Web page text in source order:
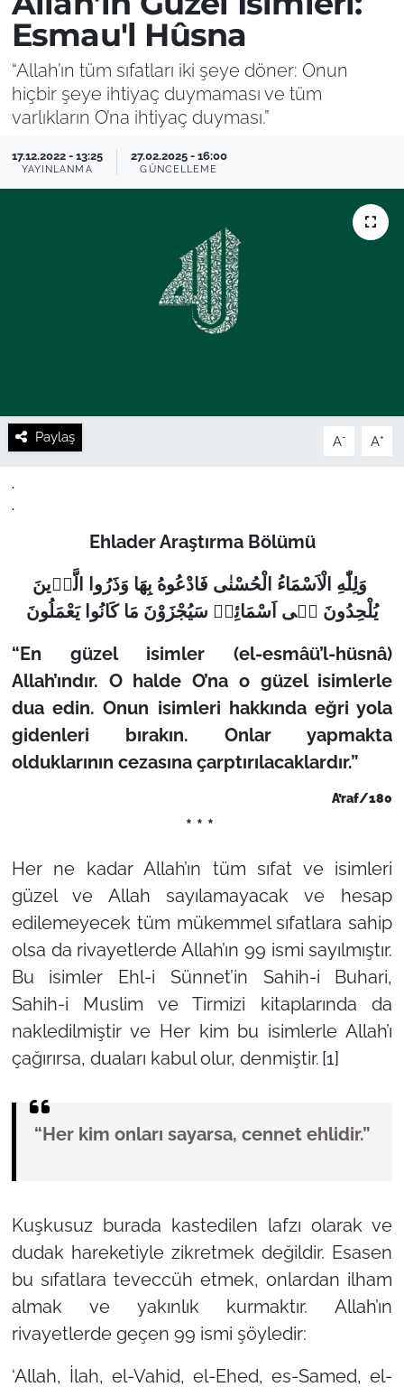
Esmau'l Hûsna
“Allah’ın tüm sıfatları iki şeye döner: Onun
hiçbir şeye ihtiyaç duymaması ve tüm
varlıkların O’na ihtiyaç duyması.”
17.12.2022 - 13:25
YAYINLANMA
27.02.2025 - 16:00
GÜNCELLEME
Paylaş A- A+
.
.
Ehlader Araştırma Bölümü
وَلِلّٰهِ الْاَسْمَاءُ الْحُسْنٰى فَادْعُوهُ بِهَا وَذَرُوا الَّذٖينَ
يُلْحِدُونَ فٖى اَسْمَائِهٖ سَيُجْزَوْنَ مَا كَانُوا يَعْمَلُونَ
“En güzel isimler (el-esmâü’l-hüsnâ)
Allah’ındır. O halde O’na o güzel isimlerle
dua edin. Onun isimleri hakkında eğri yola
gidenleri bırakın. Onlar yapmakta
olduklarının cezasına çarptırılacaklardır.”
A’raf/180
* * *
Her ne kadar Allah’ın tüm sıfat ve isimleri
güzel ve Allah sayılamayacak ve hesap
edilemeyecek tüm mükemmel sıfatlara sahip
olsa da rivayetlerde Allah’ın 99 ismi sayılmıştır.
Bu isimler Ehl-i Sünnet’in Sahih-i Buhari,
Sahih-i Muslim ve Tirmizi kitaplarında da
nakledilmiştir ve Her kim bu isimlerle Allah’ı
çağırırsa, duaları kabul olur, denmiştir. [1]
“Her kim onları sayarsa, cennet ehlidir.”
Kuşkusuz burada kastedilen lafzı olarak ve
dudak hareketiyle zikretmek değildir. Esasen
bu sıfatlara teveccüh etmek, onlardan ilham
almak ve yakınlık kurmaktır. Allah’ın
rivayetlerde geçen 99 ismi şöyledir:
‘Allah, İlah, el-Vahid, el-Ehed, es-Samed, el-